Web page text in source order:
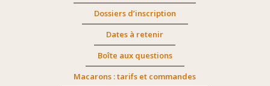
Dossiers d’inscription
Dates à retenir
Boîte aux questions
Macarons : tarifs et commandes